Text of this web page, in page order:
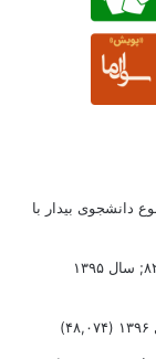
دانشجوی بیدار با
(۴۸,۰۷۴)